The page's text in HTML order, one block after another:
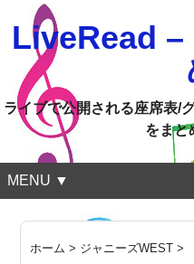
LiveRead –
ライブで公開される座席表/
をまと
MENU ▼
ホーム > ジャニーズWEST >